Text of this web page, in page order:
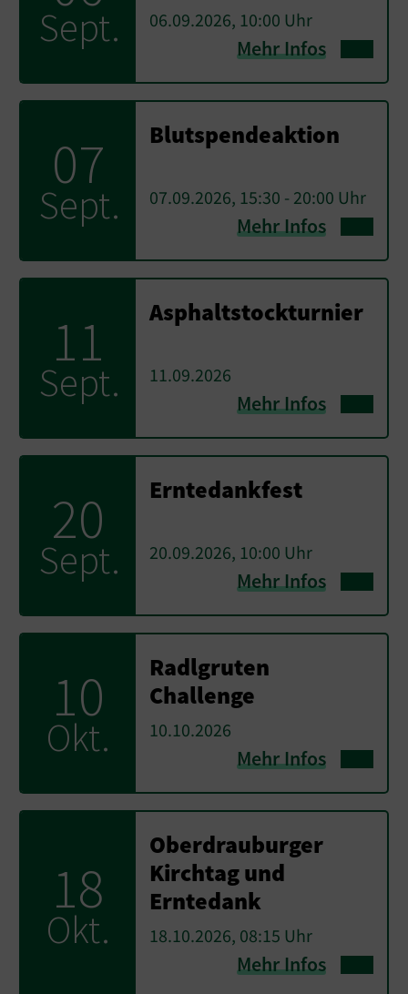
Sept. 06.09.2026, 10:00 Uhr
Mehr Infos
07
Sept.
Blutspendeaktion
07.09.2026, 15:30 - 20:00 Uhr
Mehr Infos
11
Sept.
Asphaltstockturnier
11.09.2026
Mehr Infos
20
Sept.
Erntedankfest
20.09.2026, 10:00 Uhr
Mehr Infos
10
Okt.
Radlgruten
Challenge
10.10.2026
Mehr Infos
18
Okt.
Oberdrauburger
Kirchtag und
Erntedank
18.10.2026, 08:15 Uhr
Mehr Infos